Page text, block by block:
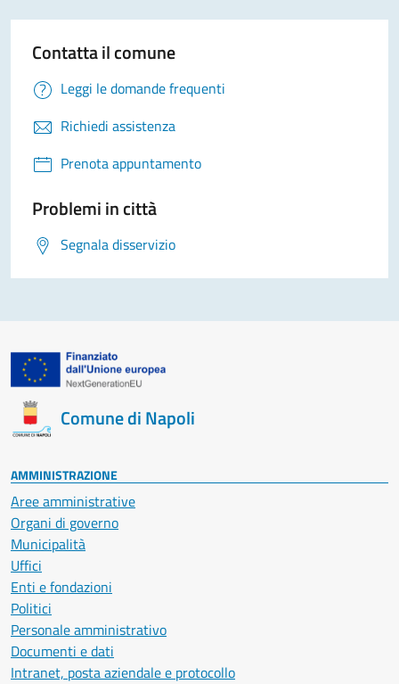
Contatta il comune
Leggi le domande frequenti
Richiedi assistenza
Prenota appuntamento
Problemi in città
Segnala disservizio
Comune di Napoli
AMMINISTRAZIONE
Aree amministrative
Organi di governo
Municipalità
Uffici
Enti e fondazioni
Politici
Personale amministrativo
Documenti e dati
Intranet, posta aziendale e protocollo